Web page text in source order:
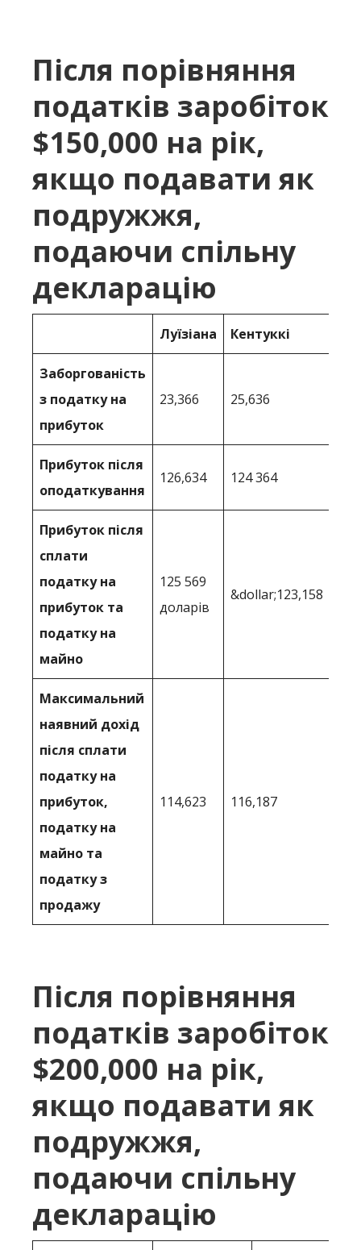
Після порівняння
податків заробіток
$150,000 на рік,
якщо подавати як
подружжя,
подаючи спільну
декларацію
Луїзіана Кентуккі
Заборгованість
з податку на
прибуток
23,366 25,636
Прибуток після
оподаткування
126,634 124 364
Прибуток після
сплати
податку на
прибуток та
податку на
майно
125 569
доларів
&dollar;123,158
Максимальний
наявний дохід
після сплати
податку на
прибуток,
податку на
майно та
податку з
продажу
114,623 116,187
Після порівняння
податків заробіток
$200,000 на рік,
якщо подавати як
подружжя,
подаючи спільну
декларацію